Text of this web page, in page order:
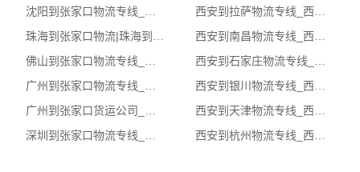
沈阳到张家口物流专线_沈阳到张家口物流公司_沈阳至张家口物流货运专线
珠海到张家口物流|珠海到张家口货运专线
佛山到张家口物流专线_佛山到张家口物流公司_佛山至张家口物流货运专线
广州到张家口物流专线_广州到张家口物流公司_广州至张家口物流货运专线
广州到张家口货运公司_广州到张家口物流运输专线_广州到张家口整车运输专线
深圳到张家口物流专线_深圳到张家口物流公司_深圳至张家口物流货运专线
西安到拉萨物流专线_西安到拉萨物流公司_西安至拉萨物流货运专线
西安到南昌物流专线_西安到南昌物流公司_西安至南昌物流货运专线
西安到石家庄物流专线_西安到石家庄物流公司_西安至石家庄物流货运专线
西安到银川物流专线_西安到银川物流公司_西安至银川物流货运专线
西安到天津物流专线_西安到天津物流公司_西安至天津物流货运专线
西安到杭州物流专线_西安到杭州物流公司_西安至杭州物流货运专线